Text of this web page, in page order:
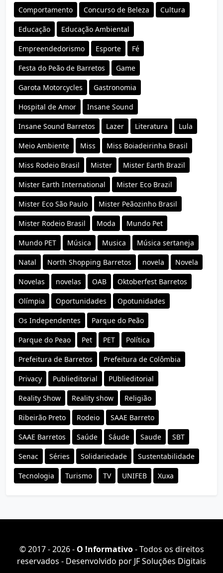
Comportamento Concurso de Beleza Cultura
Educação Educação Ambiental
Empreendedorismo Esporte Fé
Festa do Peão de Barretos Game
Garota Motorcycles Gastronomia
Hospital de Amor Insane Sound
Insane Sound Barretos Lazer Literatura Lula
Meio Ambiente Miss Miss Boiadeirinha Brasil
Miss Rodeio Brasil Mister Mister Earth Brazil
Mister Earth International Mister Eco Brazil
Mister Eco São Paulo Mister Peãozinho Brasil
Mister Rodeio Brasil Moda Mundo Pet
Mundo PET Música Musica Música sertaneja
Natal North Shopping Barretos novela Novela
Novelas novelas OAB Oktoberfest Barretos
Olímpia Oportunidades Opotunidades
Os Independentes Parque do Peão
Parque do Peao Pet PET Política
Prefeitura de Barretos Prefeitura de Colômbia
Privacy Publieditorial PUblieditorial
Reality Show Reality show Religião
Ribeirão Preto Rodeio SAAE Barreto
SAAE Barretos Saúde Sáude Saude SBT
Senac Séries Solidariedade Sustentabilidade
Tecnologia Turismo TV UNIFEB Xuxa
© 2017 - 2026 - O ǃnformativo- Todos os direitos
reservados - Desenvolvido por JF Soluções Digitais